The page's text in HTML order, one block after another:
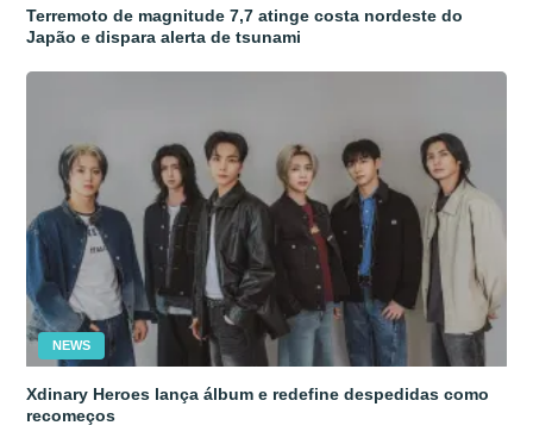
Terremoto de magnitude 7,7 atinge costa nordeste do
Japão e dispara alerta de tsunami
NEWS
Xdinary Heroes lança álbum e redefine despedidas como
recomeços